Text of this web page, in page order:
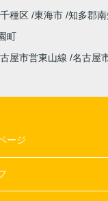
種区 東海市 知多郡
町
屋市営東山線 名古屋
ージ